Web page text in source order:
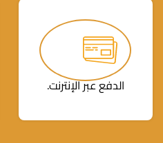
الدفع عبر الإنترنت.